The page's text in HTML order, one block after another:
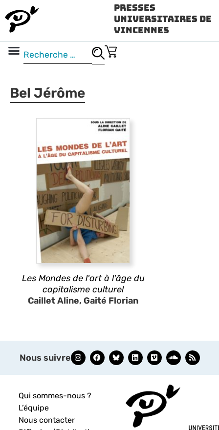
Presses
Universitaires de
Vincennes
Bel Jérôme
Les Mondes de l'art à l'âge du
capitalisme culturel
Caillet Aline, Gaité Florian
Nous suivre
Qui sommes-nous ?
L’équipe
Nous contacter